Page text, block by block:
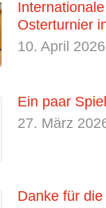
Osterturnier
10. April 2026
Ein paar
27. März
Danke für